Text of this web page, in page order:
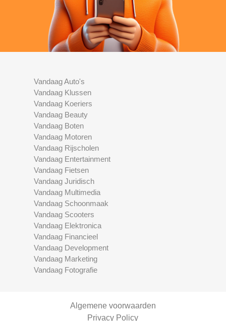
Vandaag Auto's
Vandaag Klussen
Vandaag Koeriers
Vandaag Beauty
Vandaag Boten
Vandaag Motoren
Vandaag Rijscholen
Vandaag Entertainment
Vandaag Fietsen
Vandaag Juridisch
Vandaag Multimedia
Vandaag Schoonmaak
Vandaag Scooters
Vandaag Elektronica
Vandaag Financieel
Vandaag Development
Vandaag Marketing
Vandaag Fotografie
Algemene voorwaarden
Privacy Policy